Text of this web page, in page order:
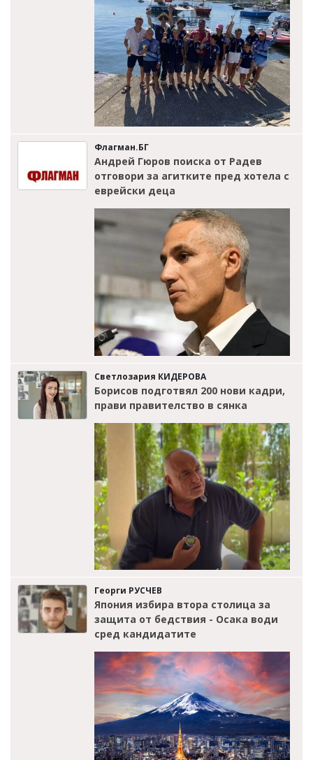
Флагман.БГ
Андрей Гюров поиска от Радев
отговори за агитките пред хотела с
еврейски деца
Светлозария КИДЕРОВА
Борисов подготвял 200 нови кадри,
прави правителство в сянка
Георги РУСЧЕВ
Япония избира втора столица за
защита от бедствия - Осака води
сред кандидатите